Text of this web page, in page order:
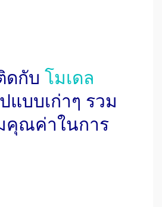
ดกับ โมเดล
แบบเก่าๆ รวม
คุณค่าในการ